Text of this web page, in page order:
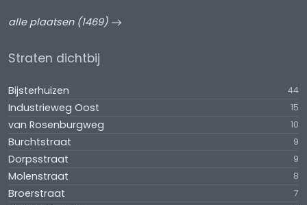
alle plaatsen (1469)
Straten dichtbij
Bijsterhuizen 44
Industrieweg Oost 15
van Rosenburgweg 10
Burchtstraat 9
Dorpsstraat 9
Molenstraat 8
Broerstraat 7